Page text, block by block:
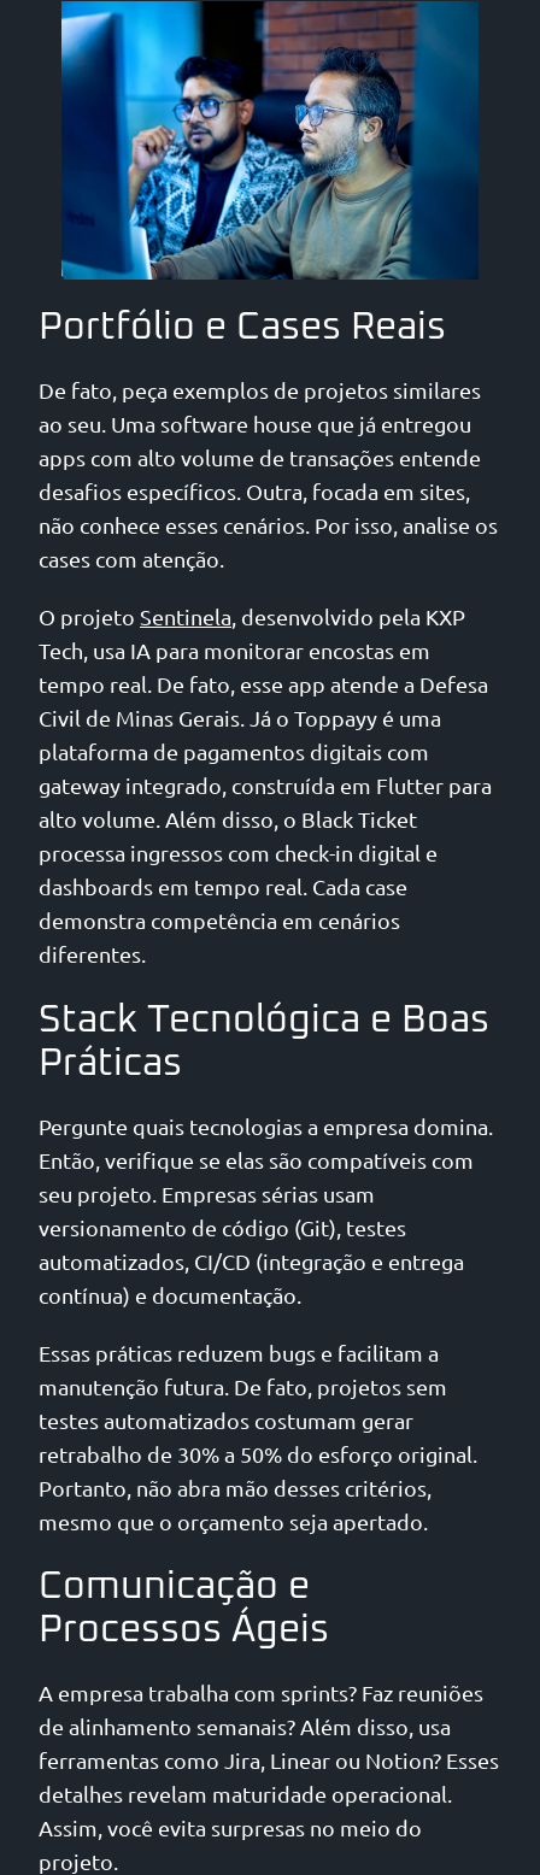
Portfólio e Cases Reais
De fato, peça exemplos de projetos similares
ao seu. Uma software house que já entregou
apps com alto volume de transações entende
desafios específicos. Outra, focada em sites,
não conhece esses cenários. Por isso, analise os
cases com atenção.
O projeto Sentinela , desenvolvido pela KXP
Tech, usa IA para monitorar encostas em
tempo real. De fato, esse app atende a Defesa
Civil de Minas Gerais. Já o Toppayy é uma
plataforma de pagamentos digitais com
gateway integrado, construída em Flutter para
alto volume. Além disso, o Black Ticket
processa ingressos com check-in digital e
dashboards em tempo real. Cada case
demonstra competência em cenários
diferentes.
Stack Tecnológica e Boas
Práticas
Pergunte quais tecnologias a empresa domina.
Então, verifique se elas são compatíveis com
seu projeto. Empresas sérias usam
versionamento de código (Git), testes
automatizados, CI/CD (integração e entrega
contínua) e documentação.
Essas práticas reduzem bugs e facilitam a
manutenção futura. De fato, projetos sem
testes automatizados costumam gerar
retrabalho de 30% a 50% do esforço original.
Portanto, não abra mão desses critérios,
mesmo que o orçamento seja apertado.
Comunicação e
Processos Ágeis
A empresa trabalha com sprints? Faz reuniões
de alinhamento semanais? Além disso, usa
ferramentas como Jira, Linear ou Notion? Esses
detalhes revelam maturidade operacional.
Assim, você evita surpresas no meio do
projeto.